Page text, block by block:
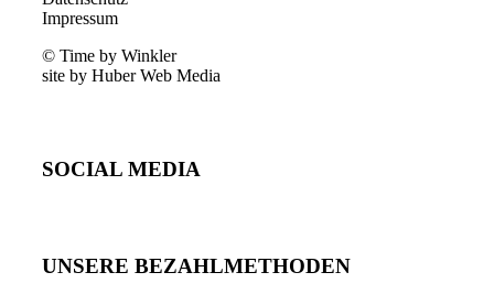
Impressum
© Time by Winkler
site by Huber Web Media
SOCIAL MEDIA
UNSERE BEZAHLMETHODEN